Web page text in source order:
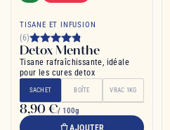
TISANE ET INFUSION
(6)
Detox Menthe
Tisane rafraîchissante, idéale
pour les cures detox
SACHET BOÎTE VRAC 1KG
8,90 €/ 100g
AJOUTER